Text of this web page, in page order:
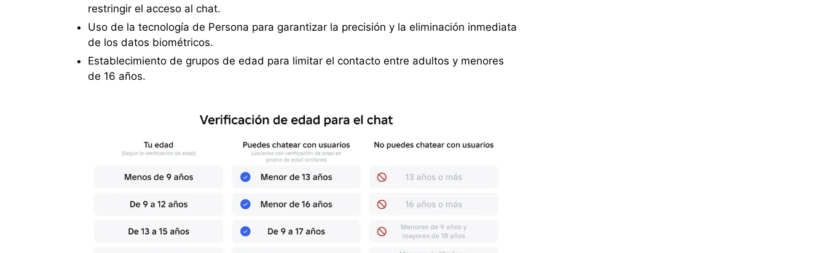
restringir el acceso al chat.
Uso de la tecnología de Persona para garantizar la precisión y la eliminación inmediata
de los datos biométricos.
Establecimiento de grupos de edad para limitar el contacto entre adultos y menores
de 16 años.